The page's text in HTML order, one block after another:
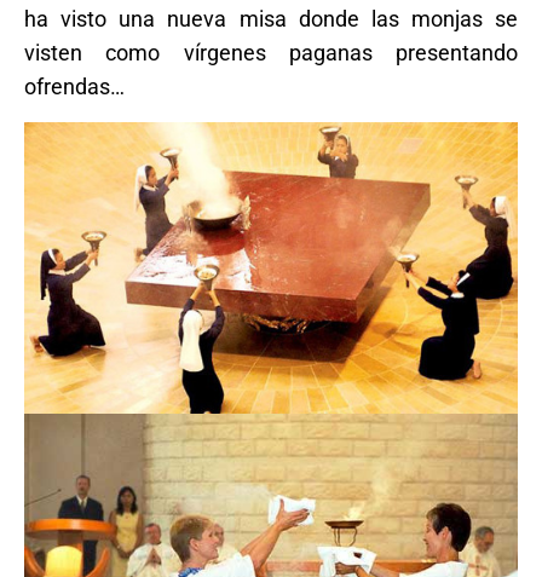
ha visto una nueva misa donde las monjas se
visten como vírgenes paganas presentando
ofrendas…